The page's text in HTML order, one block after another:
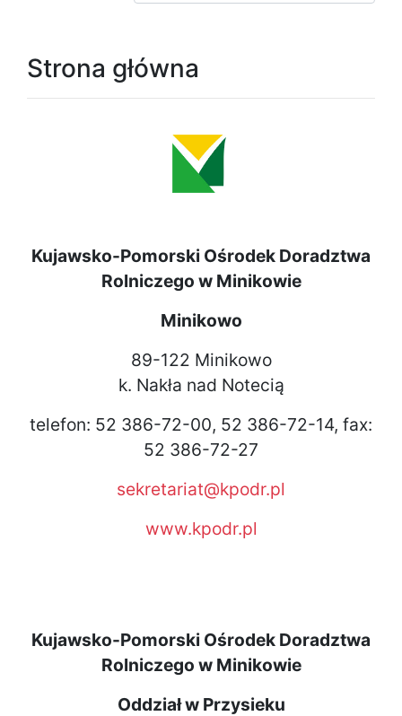
Strona główna
Kujawsko-Pomorski Ośrodek Doradztwa
Rolniczego w Minikowie
Minikowo
89-122 Minikowo
k. Nakła nad Notecią
telefon: 52 386-72-00, 52 386-72-14, fax:
52 386-72-27
sekretariat@kpodr.pl
www.kpodr.pl
Kujawsko-Pomorski Ośrodek Doradztwa
Rolniczego w Minikowie
Oddział w Przysieku